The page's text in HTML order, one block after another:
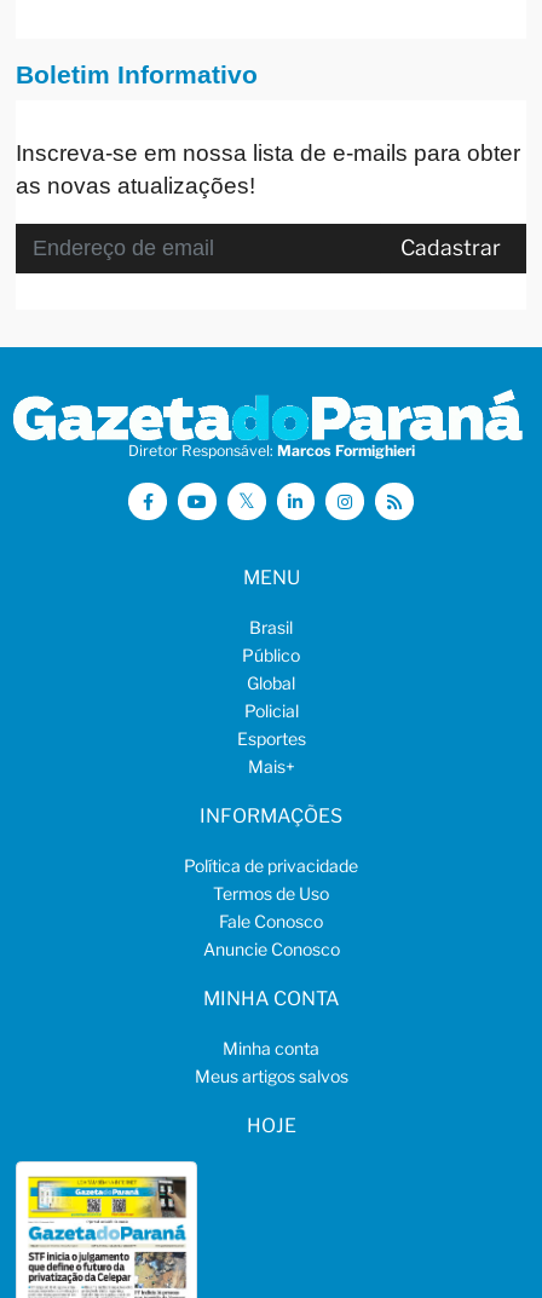
Boletim Informativo
Inscreva-se em nossa lista de e-mails para obter
as novas atualizações!
Cadastrar
Diretor Responsável: Marcos Formighieri
MENU
Brasil
Público
Global
Policial
Esportes
Mais+
INFORMAÇÕES
Política de privacidade
Termos de Uso
Fale Conosco
Anuncie Conosco
MINHA CONTA
Minha conta
Meus artigos salvos
HOJE